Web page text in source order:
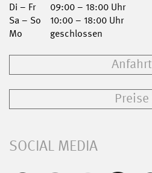
Di – Fr
09:00 – 18:00 Uhr
Sa – So
10:00 – 18:00 Uhr
Mo
geschlossen
Anfahrt
Preise
SOCIAL MEDIA